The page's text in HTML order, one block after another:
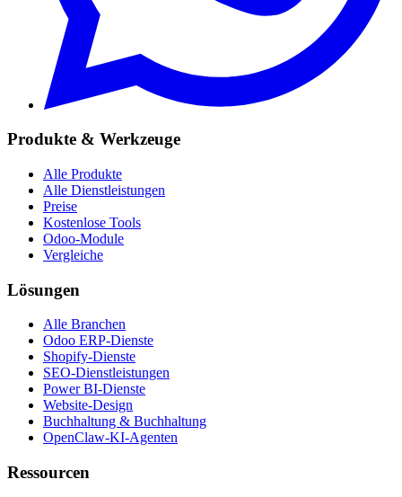
Produkte & Werkzeuge
Alle Produkte
Alle Dienstleistungen
Preise
Kostenlose Tools
Odoo-Module
Vergleiche
Lösungen
Alle Branchen
Odoo ERP-Dienste
Shopify-Dienste
SEO-Dienstleistungen
Power BI-Dienste
Website-Design
Buchhaltung & Buchhaltung
OpenClaw-KI-Agenten
Ressourcen